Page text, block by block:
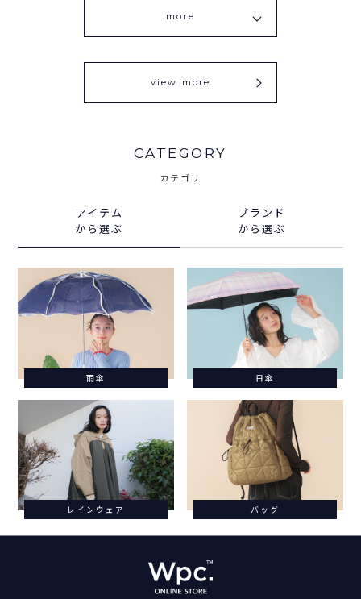
more
view more
CATEGORY
カテゴリ
アイテム
から選ぶ
ブランド
から選ぶ
雨傘 日傘
レインウェア バッグ